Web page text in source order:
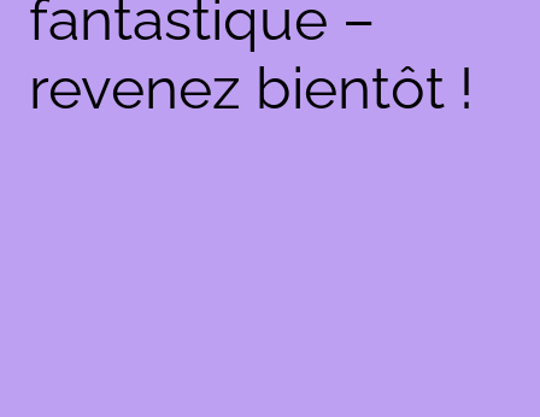
fantastique –
revenez bientôt !